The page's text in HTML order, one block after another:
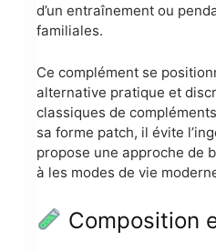
d’un entraînement ou
familiales.
Ce complément se
alternative pratique et
classiques de
sa forme patch, il évite
propose une approche de
à les modes de vie
Composition